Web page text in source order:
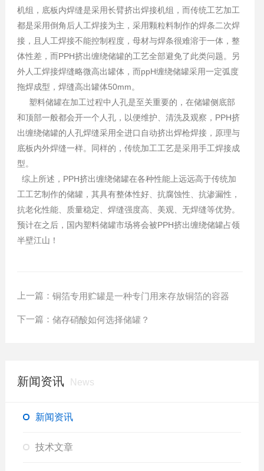
机组，底板内焊缝是采用长臂挤出焊接机组，而传统工艺加工
都是采用倒角后人工焊接为主，采用颗粒料制作的焊条二次焊
接，且人工焊接不能控制程度，母材与焊条很难溶于一体，整
体性差，而PPH挤出缠绕储罐的工艺全部避免了此类问题。另
外人工焊接焊缝略微高出罐体，而ppH缠绕储罐采用一定弧度
拖焊成型，焊缝高出罐体50mm。
塑料储罐在加工过程中人孔是至关重要的，在储罐侧底部
和顶部一般都会开一个人孔，以便维护、清洗及观察，PPH挤
出缠绕储罐的人孔焊缝采用全进口自动挤出焊枪焊接，原理与
底板内外焊缝一样。同样的，传统加工工艺是采用手工焊接成
型。
综上所述，PPH挤出缠绕储罐在各种性能上远远高于传统加
工工艺制作的储罐，其具有整体性好、抗腐蚀性、抗渗漏性，
抗老化性能、质量稳定、焊缝强度高、美观、无焊缝等优势。
预计在之后，国内塑料储罐市场将会被PPH挤出缠绕储罐占领
半壁江山！
上一篇： 铜箔专用贮罐是一种专门用来存放铜箔的容器
下一篇： 储存硝酸如何选择储罐？
新闻资讯 News
新闻资讯
技术文章